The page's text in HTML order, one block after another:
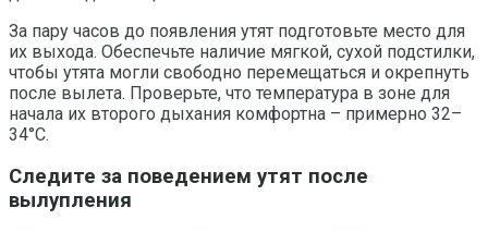
За пару часов до появления утят подготовьте место для
их выхода. Обеспечьте наличие мягкой, сухой подстилки,
чтобы утята могли свободно перемещаться и окрепнуть
после вылета. Проверьте, что температура в зоне для
начала их второго дыхания комфортна – примерно 32–
34°C.
Следите за поведением утят после
вылупления